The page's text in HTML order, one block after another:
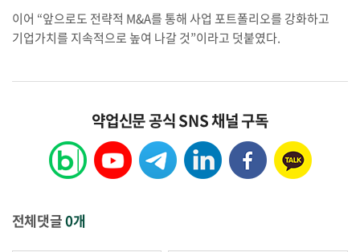
이어 “앞으로도 전략적 M&A를 통해 사업 포트폴리오를 강화하고
기업가치를 지속적으로 높여 나갈 것”이라고 덧붙였다.
약업신문 공식 SNS 채널 구독
전체댓글0개